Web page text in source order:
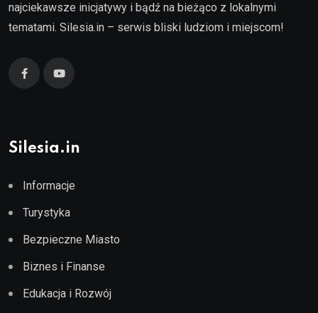
najciekawsze inicjatywy i bądź na bieżąco z lokalnymi
tematami. Silesia.in – serwis bliski ludziom i miejscom!
Silesia.in
Informacje
Turystyka
Bezpieczne Miasto
Biznes i Finanse
Edukacja i Rozwój